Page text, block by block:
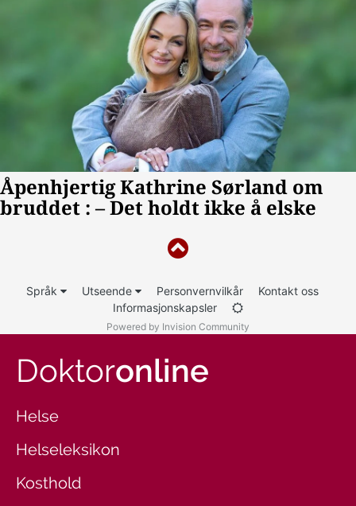
Språk Utseende Personvernvilkår
Kontakt oss
Informasjonskapsler
Powered by Invision Community
Doktoronline
Helse
Helseleksikon
Kosthold